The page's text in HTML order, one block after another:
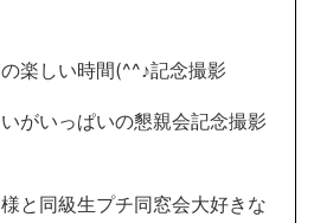
楽しい時間(^^♪記念撮影
がいっぱいの懇親会記念撮影
と同級生プチ同窓会大好きな